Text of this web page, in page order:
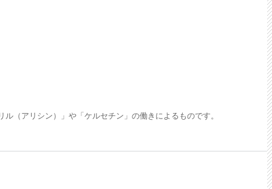
（アリシン）」や「ケルセチン」の働きによるものです。